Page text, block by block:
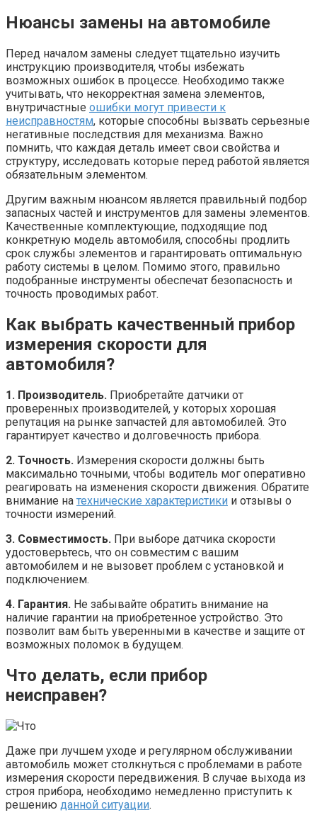
Нюансы замены на автомобиле
Перед началом замены следует тщательно изучить
инструкцию производителя, чтобы избежать
возможных ошибок в процессе. Необходимо также
учитывать, что некорректная замена элементов,
внутричастные ошибки могут привести к
неисправностям, которые способны вызвать серьезные
негативные последствия для механизма. Важно
помнить, что каждая деталь имеет свои свойства и
структуру, исследовать которые перед работой является
обязательным элементом.
Другим важным нюансом является правильный подбор
запасных частей и инструментов для замены элементов.
Качественные комплектующие, подходящие под
конкретную модель автомобиля, способны продлить
срок службы элементов и гарантировать оптимальную
работу системы в целом. Помимо этого, правильно
подобранные инструменты обеспечат безопасность и
точность проводимых работ.
Как выбрать качественный прибор
измерения скорости для
автомобиля?
1. Производитель. Приобретайте датчики от
проверенных производителей, у которых хорошая
репутация на рынке запчастей для автомобилей. Это
гарантирует качество и долговечность прибора.
2. Точность. Измерения скорости должны быть
максимально точными, чтобы водитель мог оперативно
реагировать на изменения скорости движения. Обратите
внимание на технические характеристики и отзывы о
точности измерений.
3. Совместимость. При выборе датчика скорости
удостоверьтесь, что он совместим с вашим
автомобилем и не вызовет проблем с установкой и
подключением.
4. Гарантия. Не забывайте обратить внимание на
наличие гарантии на приобретенное устройство. Это
позволит вам быть уверенными в качестве и защите от
возможных поломок в будущем.
Что делать, если прибор
неисправен?
Даже при лучшем уходе и регулярном обслуживании
автомобиль может столкнуться с проблемами в работе
измерения скорости передвижения. В случае выхода из
строя прибора, необходимо немедленно приступить к
решению данной ситуации.